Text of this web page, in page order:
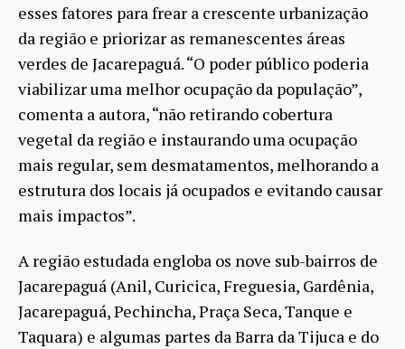
esses fatores para frear a crescente urbanização
da região e priorizar as remanescentes áreas
verdes de Jacarepaguá. “O poder público poderia
viabilizar uma melhor ocupação da população”,
comenta a autora, “não retirando cobertura
vegetal da região e instaurando uma ocupação
mais regular, sem desmatamentos, melhorando a
estrutura dos locais já ocupados e evitando causar
mais impactos”.
A região estudada engloba os nove sub-bairros de
Jacarepaguá (Anil, Curicica, Freguesia, Gardênia,
Jacarepaguá, Pechincha, Praça Seca, Tanque e
Taquara) e algumas partes da Barra da Tijuca e do